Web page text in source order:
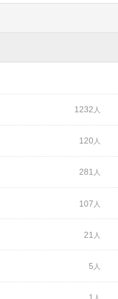
1232
120
281
107
21
5